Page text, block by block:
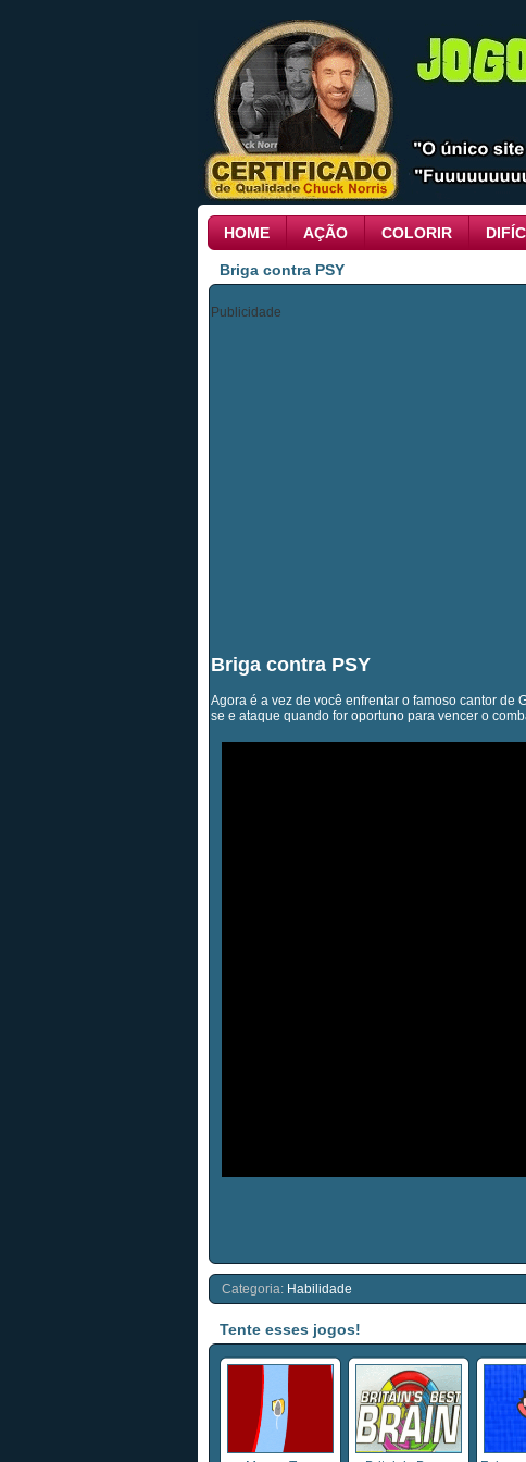
HOME AÇÃO COLORIR
Briga contra PSY
Publicidade
Briga contra PSY
Agora é a vez de você enfrentar o famoso cantor de
se e ataque quando for oportuno para vencer o
Categoria: Habilidade
Tente esses jogos!